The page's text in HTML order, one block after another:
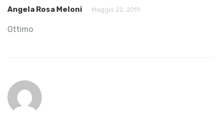
Angela Rosa Meloni Maggio 22, 2019
Ottimo